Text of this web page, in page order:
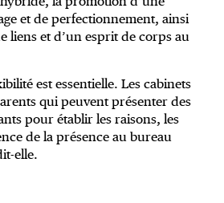
et de perfectionnement, ainsi
liens et d’un esprit de corps au
est essentielle. Les cabinets
qui peuvent présenter des
pour établir les raisons, les
de la présence au bureau
elle.